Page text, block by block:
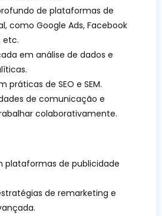
de plataformas de
como Google Ads, Facebook
etc.
em análise de dados e
práticas de SEO e SEM.
de comunicação e
colaborativamente.
plataformas de publicidade
de remarketing e